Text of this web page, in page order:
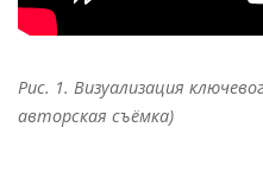
Рис. 1. Визуализация
авторская съёмка)